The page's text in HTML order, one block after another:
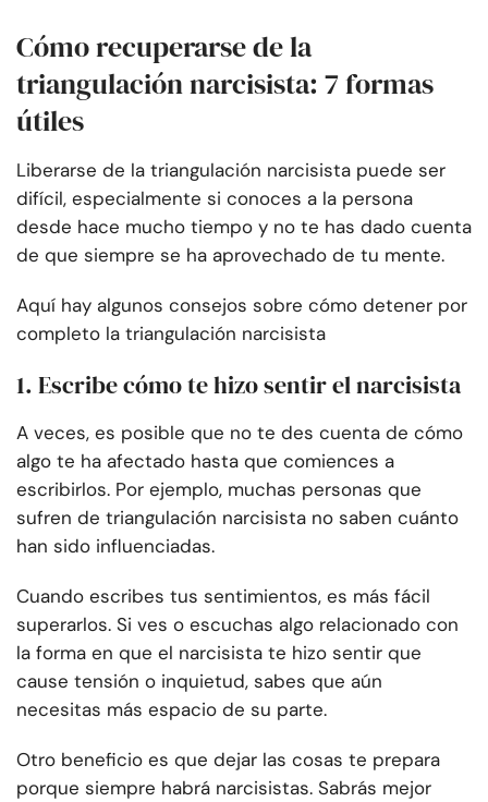
Cómo recuperarse de la
triangulación narcisista: 7 formas
útiles
Liberarse de la triangulación narcisista puede ser
difícil, especialmente si conoces a la persona
desde hace mucho tiempo y no te has dado cuenta
de que siempre se ha aprovechado de tu mente.
Aquí hay algunos consejos sobre cómo detener por
completo la triangulación narcisista
1. Escribe cómo te hizo sentir el narcisista
A veces, es posible que no te des cuenta de cómo
algo te ha afectado hasta que comiences a
escribirlos. Por ejemplo, muchas personas que
sufren de triangulación narcisista no saben cuánto
han sido influenciadas.
Cuando escribes tus sentimientos, es más fácil
superarlos. Si ves o escuchas algo relacionado con
la forma en que el narcisista te hizo sentir que
cause tensión o inquietud, sabes que aún
necesitas más espacio de su parte.
Otro beneficio es que dejar las cosas te prepara
porque siempre habrá narcisistas. Sabrás mejor